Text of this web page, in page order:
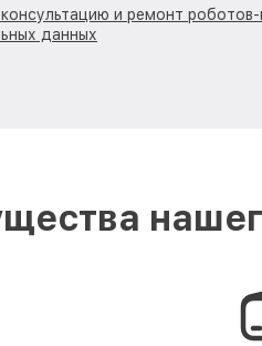
консультацию и ремонт
данных